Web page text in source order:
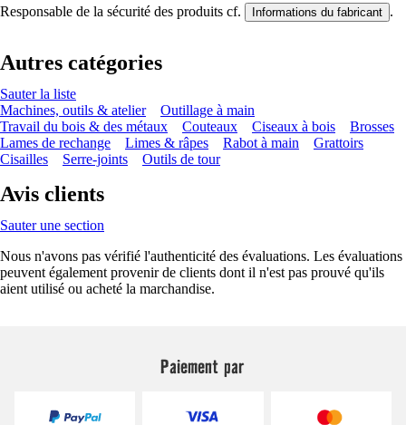
Responsable de la sécurité des produits cf. Informations du fabricant .
Autres catégories
Sauter la liste
Machines, outils & atelier
Outillage à main
Travail du bois & des métaux
Couteaux Ciseaux à bois
Brosses
Lames de rechange
Limes & râpes Rabot à main
Grattoirs
Cisailles
Serre-joints Outils de tour
Avis clients
Sauter une section
Nous n'avons pas vérifié l'authenticité des évaluations. Les évaluations
peuvent également provenir de clients dont il n'est pas prouvé qu'ils
aient utilisé ou acheté la marchandise.
Paiement par